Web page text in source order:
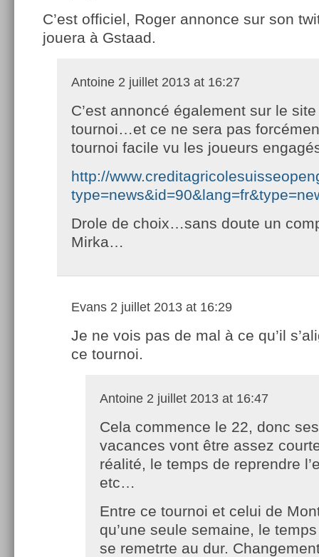
C’est officiel, Roger annonce sur son
jouera à Gstaad.
Antoine 2 juillet 2013 at 16:27
C’est annoncé également sur le
tournoi…et ce ne sera pas
tournoi facile vu les joueurs
http://
Drole de choix…sans doute un
Mirka…
Evans 2 juillet 2013 at 16:29
Je ne vois pas de mal à ce qu’il
ce tournoi.
Antoine 2 juillet 2013 at 16:47
Cela commence le 22, donc ses
vacances vont être assez
réalité, le temps de reprendre
etc…
Entre ce tournoi et celui de
qu’une seule semaine, le
se remetrte au dur.